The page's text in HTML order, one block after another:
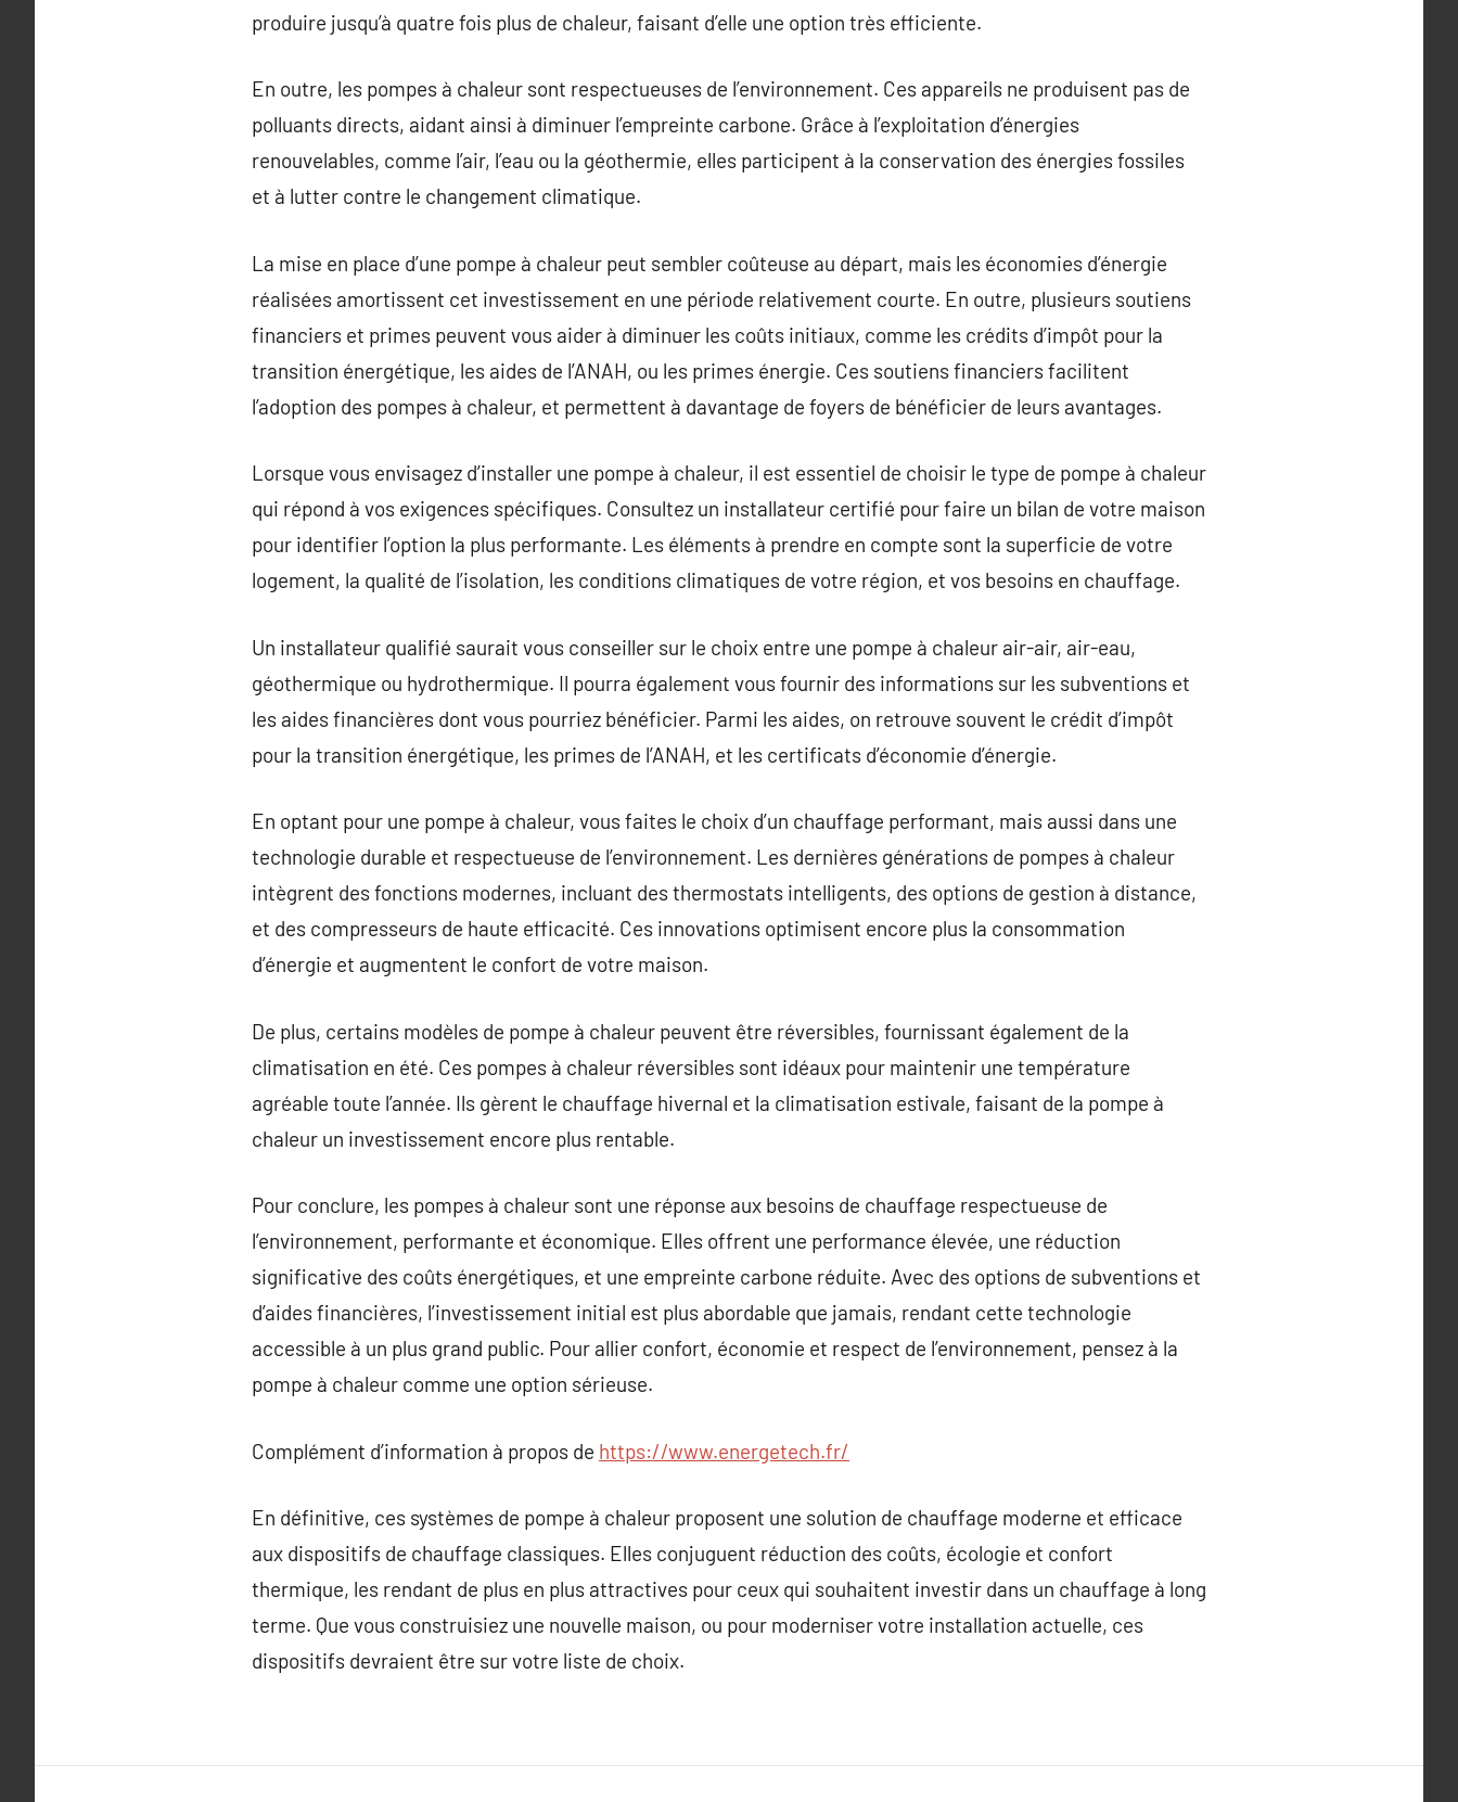
produire jusqu’à quatre fois plus de chaleur, faisant d’elle une option très efficiente.
En outre, les pompes à chaleur sont respectueuses de l’environnement. Ces appareils ne produisent pas de
polluants directs, aidant ainsi à diminuer l’empreinte carbone. Grâce à l’exploitation d’énergies
renouvelables, comme l’air, l’eau ou la géothermie, elles participent à la conservation des énergies fossiles
et à lutter contre le changement climatique.
La mise en place d’une pompe à chaleur peut sembler coûteuse au départ, mais les économies d’énergie
réalisées amortissent cet investissement en une période relativement courte. En outre, plusieurs soutiens
financiers et primes peuvent vous aider à diminuer les coûts initiaux, comme les crédits d’impôt pour la
transition énergétique, les aides de l’ANAH, ou les primes énergie. Ces soutiens financiers facilitent
l’adoption des pompes à chaleur, et permettent à davantage de foyers de bénéficier de leurs avantages.
Lorsque vous envisagez d’installer une pompe à chaleur, il est essentiel de choisir le type de pompe à chaleur
qui répond à vos exigences spécifiques. Consultez un installateur certifié pour faire un bilan de votre maison
pour identifier l’option la plus performante. Les éléments à prendre en compte sont la superficie de votre
logement, la qualité de l’isolation, les conditions climatiques de votre région, et vos besoins en chauffage.
Un installateur qualifié saurait vous conseiller sur le choix entre une pompe à chaleur air-air, air-eau,
géothermique ou hydrothermique. Il pourra également vous fournir des informations sur les subventions et
les aides financières dont vous pourriez bénéficier. Parmi les aides, on retrouve souvent le crédit d’impôt
pour la transition énergétique, les primes de l’ANAH, et les certificats d’économie d’énergie.
En optant pour une pompe à chaleur, vous faites le choix d’un chauffage performant, mais aussi dans une
technologie durable et respectueuse de l’environnement. Les dernières générations de pompes à chaleur
intègrent des fonctions modernes, incluant des thermostats intelligents, des options de gestion à distance,
et des compresseurs de haute efficacité. Ces innovations optimisent encore plus la consommation
d’énergie et augmentent le confort de votre maison.
De plus, certains modèles de pompe à chaleur peuvent être réversibles, fournissant également de la
climatisation en été. Ces pompes à chaleur réversibles sont idéaux pour maintenir une température
agréable toute l’année. Ils gèrent le chauffage hivernal et la climatisation estivale, faisant de la pompe à
chaleur un investissement encore plus rentable.
Pour conclure, les pompes à chaleur sont une réponse aux besoins de chauffage respectueuse de
l’environnement, performante et économique. Elles offrent une performance élevée, une réduction
significative des coûts énergétiques, et une empreinte carbone réduite. Avec des options de subventions et
d’aides financières, l’investissement initial est plus abordable que jamais, rendant cette technologie
accessible à un plus grand public. Pour allier confort, économie et respect de l’environnement, pensez à la
pompe à chaleur comme une option sérieuse.
Complément d’information à propos de https://www.energetech.fr/
En définitive, ces systèmes de pompe à chaleur proposent une solution de chauffage moderne et efficace
aux dispositifs de chauffage classiques. Elles conjuguent réduction des coûts, écologie et confort
thermique, les rendant de plus en plus attractives pour ceux qui souhaitent investir dans un chauffage à long
terme. Que vous construisiez une nouvelle maison, ou pour moderniser votre installation actuelle, ces
dispositifs devraient être sur votre liste de choix.